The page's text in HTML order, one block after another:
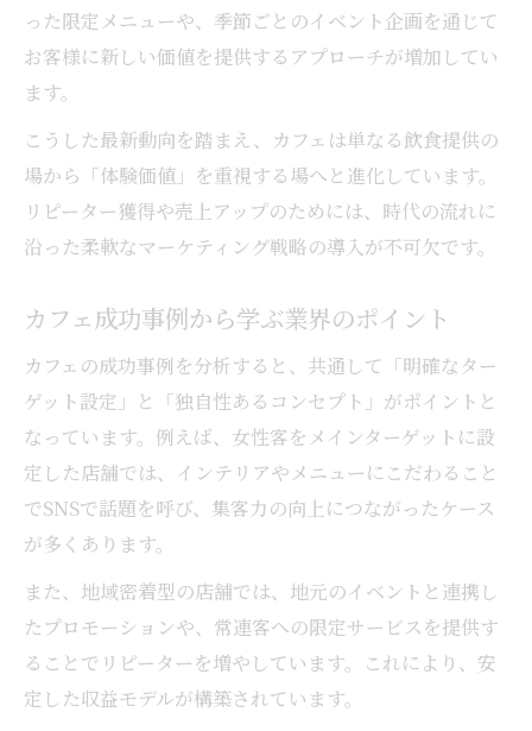
カフェで実践できる顧客満足度向上の手法
カフェが実感できる分析の成功事例とは
カフェの世界観を伝えるコンセプト作りの
極意
カフェ成功事例に学ぶファン獲得のコンセ
プト設計
響とは
カフェならではの物語性でファンを増やす
方法
カフェスタッフと顧客をつなぐブランドス
トーリー
SNS活用がカフェ集客に与える最新効果
法
SNSがカフェ集客にもたらす変化とは
った限定メニューや、季節ごとのイベント企画を通じて
お客様に新しい価値を提供するアプローチが増加してい
ます。
こうした最新動向を踏まえ、カフェは単なる飲食提供の
場から「体験価値」を重視する場へと進化しています。
リピーター獲得や売上アップのためには、時代の流れに
沿った柔軟なマーケティング戦略の導入が不可欠です。
カフェ成功事例から学ぶ業界のポイント
カフェの成功事例を分析すると、共通して「明確なター
ゲット設定」と「独自性あるコンセプト」がポイントと
なっています。例えば、女性客をメインターゲットに設
定した店舗では、インテリアやメニューにこだわること
でSNSで話題を呼び、集客力の向上につながったケース
が多くあります。
また、地域密着型の店舗では、地元のイベントと連携し
たプロモーションや、常連客への限定サービスを提供す
ることでリピーターを増やしています。これにより、安
定した収益モデルが構築されています。